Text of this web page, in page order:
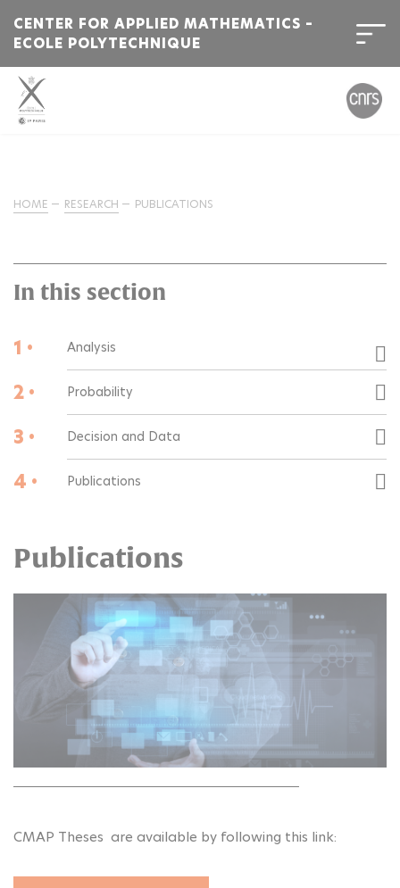
CENTER FOR APPLIED MATHEMATICS –
ECOLE POLYTECHNIQUE
HOME RESEARCH PUBLICATIONS
In this section
1 • Analysis
2 • Probability
3 • Decision and Data
4 • Publications
Publications
CMAP Theses are available by following this link: